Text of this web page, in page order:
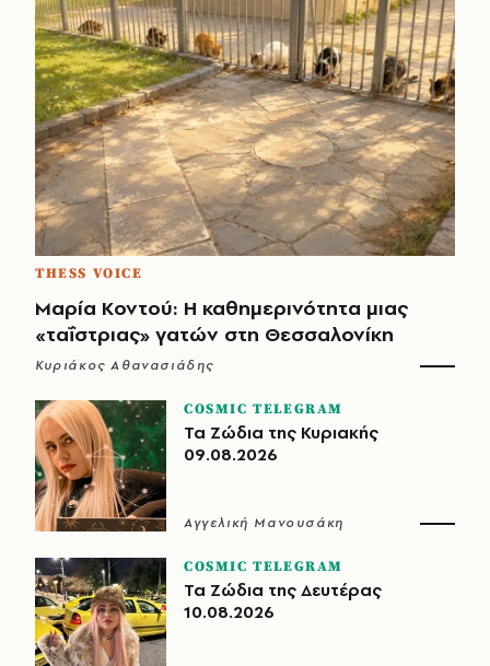
THESS VOICE
Μαρία Κοντού: Η καθημερινότητα μιας
«ταΐστριας» γατών στη Θεσσαλονίκη
Κυριάκος Αθανασιάδης
COSMIC TELEGRAM
Τα Ζώδια της Κυριακής
09.08.2026
Αγγελική Μανουσάκη
COSMIC TELEGRAM
Τα Ζώδια της Δευτέρας
10.08.2026